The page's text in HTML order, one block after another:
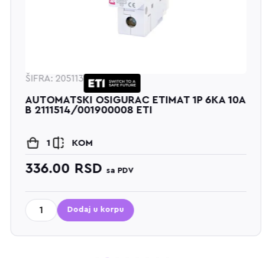
ŠIFRA: 205113
AUTOMATSKI OSIGURAC ETIMAT 1P 6KA 10A
B 2111514/001900008 ETI
1 KOM
336.00 RSD sa PDV
Dodaj u korpu